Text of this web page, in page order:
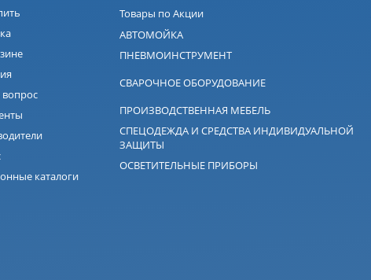
вопрос
каталоги
Товары по Акции
АВТОМОЙКА
ПНЕВМОИНСТРУМЕНТ
СВАРОЧНОЕ ОБОРУДОВАНИЕ
ПРОИЗВОДСТВЕННАЯ МЕБЕЛЬ
СПЕЦОДЕЖДА И СРЕДСТВА ИНДИВИДУАЛЬНОЙ
ЗАЩИТЫ
ОСВЕТИТЕЛЬНЫЕ ПРИБОРЫ